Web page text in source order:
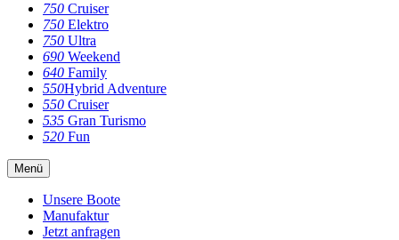
750 Cruiser
750 Elektro
750 Ultra
690 Weekend
640 Family
550Hybrid Adventure
550 Cruiser
535 Gran Turismo
520 Fun
Menü
Unsere Boote
Manufaktur
Jetzt anfragen